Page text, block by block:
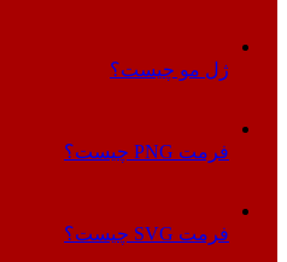
ژل مو چیست؟
فرمت PNG چیست؟
فرمت SVG چیست؟